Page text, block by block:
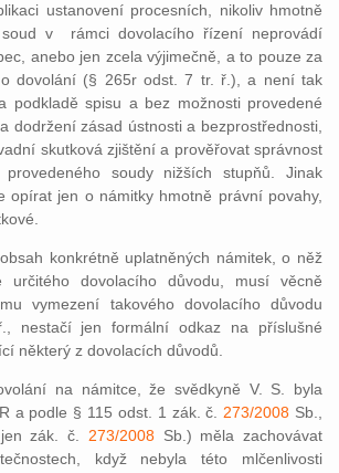
ustanovení procesních, nikoliv hmotně
soud v rámci dovolacího řízení neprovádí
anebo jen zcela výjimečně, a to pouze za
dovolání (§ 265r odst. 7 tr. ř.), a není tak
podkladě spisu a bez možnosti provedené
dodržení zásad ústnosti a bezprostřednosti,
skutková zjištění a prověřovat správnost
provedeného soudy nižších stupňů. Jinak
opírat jen o námitky hmotně právní povahy,
konkrétně uplatněných námitek, o něž
určitého dovolacího důvodu, musí věcně
vymezení takového dovolacího důvodu
nestačí jen formální odkaz na příslušné
některý z dovolacích důvodů.
na námitce, že svědkyně V. S. byla
a podle § 115 odst. 1 zák. č. 273/2008 Sb.,
zák. č. 273/2008Sb.) měla zachovávat
když nebyla této mlčenlivosti